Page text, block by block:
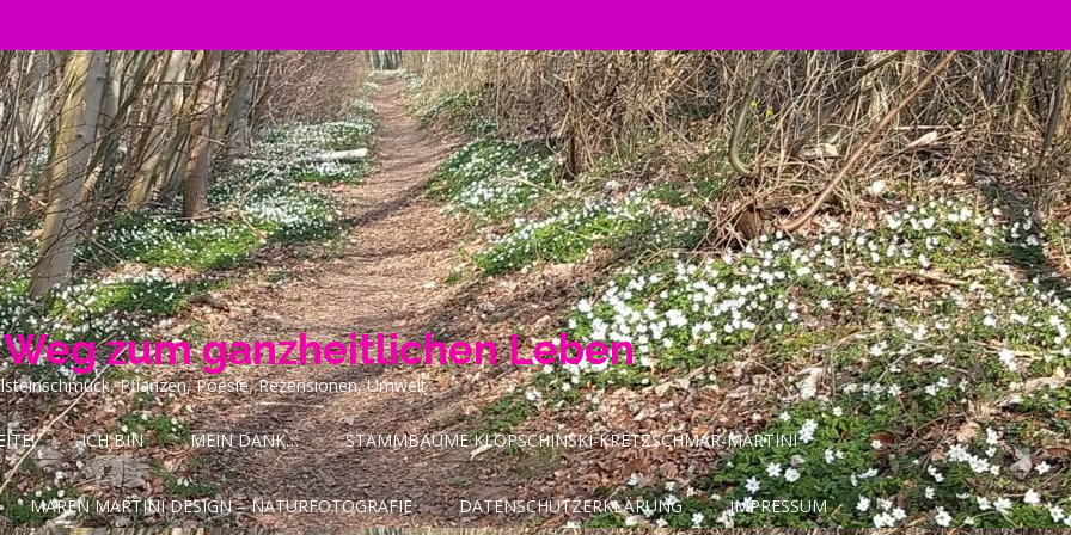
zum ganzheitlichen Leben
Pflanzen, Poesie, Rezensionen, Umwelt
ICH BIN MEIN DANK… STAMMBÄUME KLOPSCHINSKI-KRETZSCHMAR-MARTINI
MAREN MARTINI DESIGN – NATURFOTOGRAFIE DATENSCHUTZERKLÄRUNG IMPRESSUM